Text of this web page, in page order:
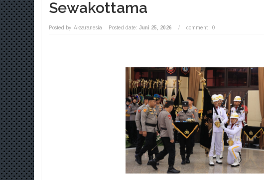
Sewakottama
Posted by: Aksaranesia Posted date: Juni 25, 2026 / comment : 0